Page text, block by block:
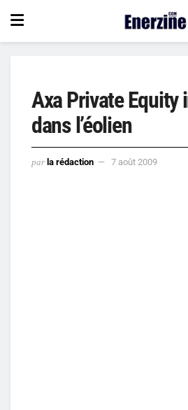
Axa Private Equity
dans l’éolien
par la rédaction 7 août 2009